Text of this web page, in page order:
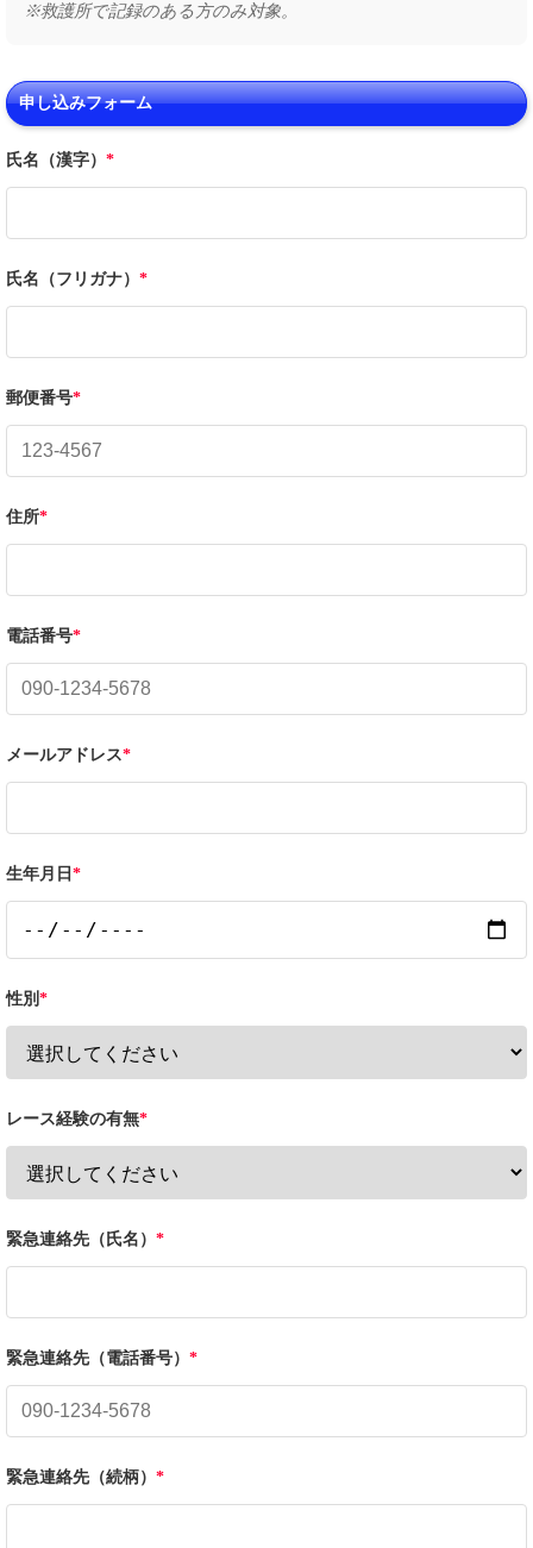
※救護所で記録のある方のみ対象。
申し込みフォーム
氏名（漢字） *
氏名（フリガナ） *
郵便番号*
住所*
電話番号*
メールアドレス*
生年月日 *
性別 *
レース経験の有無*
緊急連絡先（氏名） *
緊急連絡先（電話番号） *
緊急連絡先（続柄） *